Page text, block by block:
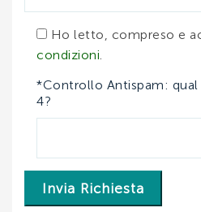
Ho letto, compreso e
condizioni.
*Controllo Antispam:
4?
Invia Richiesta